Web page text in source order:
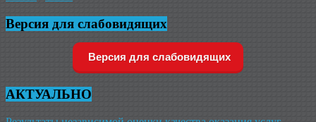
Версия для слабовидящих
Версия для слабовидящих
АКТУАЛЬНО